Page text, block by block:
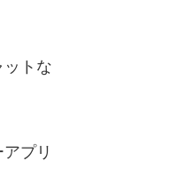
トな
プリ